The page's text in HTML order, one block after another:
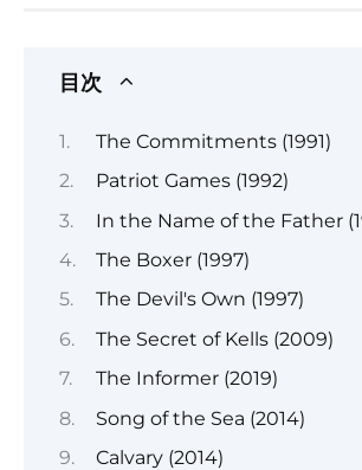
目次
The Commitments (1991)
Patriot Games (1992)
In the Name of the Father
The Boxer (1997)
The Devil's Own (1997)
The Secret of Kells (2009)
The Informer (2019)
Song of the Sea (2014)
Calvary (2014)